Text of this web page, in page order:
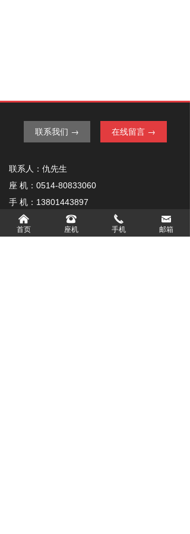
联系人：仇先生
座 机：0514-80833060
手 机：13801443897
邮 箱：1203703352@qq.com
地 址：扬州市江都区小纪镇宗村凤凰西路24号
联系我们 → 在线留言 →
낀
首页
뀰
座机
끅
手机
낂
邮箱